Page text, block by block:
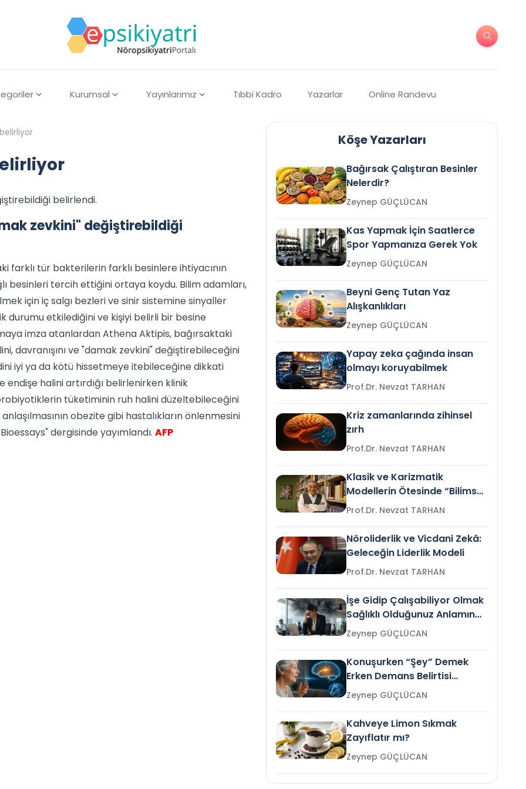
Kurumsal Yayınlarımız Tıbbi Kadro Yazarlar Online Randevu
belirlendi.
zevkini" değiştirebildiği
farklı tür bakterilerin farklı besinlere ihtiyacının
besinleri tercih ettiğini ortaya koydu. Bilim adamları,
için iç salgı bezleri ve sinir sistemine sinyaller
durumu etkilediğini ve kişiyi belirli bir besine
imza atanlardan Athena Aktipis, bağırsaktaki
davranışını ve "damak zevkini" değiştirebileceğini
iyi ya da kötü hissetmeye itebileceğine dikkati
halini artırdığı belirlenirken klinik
tüketiminin ruh halini düzeltebileceğini
obezite gibi hastalıkların önlenmesini
dergisinde yayımlandı. AFP
Köşe Yazarları
Bağırsak Çalıştıran Besinler
Nelerdir?
Zeynep GÜÇLÜCAN
Kas Yapmak İçin Saatlerce
Spor Yapmanıza Gerek Yok
Zeynep GÜÇLÜCAN
Beyni Genç Tutan Yaz
Alışkanlıkları
Zeynep GÜÇLÜCAN
Yapay zeka çağında insan
olmayı koruyabilmek
Prof.Dr. Nevzat TARHAN
Kriz zamanlarında zihinsel
zırh
Prof.Dr. Nevzat TARHAN
Klasik ve Karizmatik
Modellerin Ötesinde “Bilimsel
Liderlik”
Prof.Dr. Nevzat TARHAN
Nöroliderlik ve Vicdani Zekâ:
Geleceğin Liderlik Modeli
Prof.Dr. Nevzat TARHAN
İşe Gidip Çalışabiliyor Olmak
Sağlıklı Olduğunuz Anlamına
Gelir mi?Zeynep GÜÇLÜCAN
Konuşurken “Şey” Demek
Erken Demans Belirtisi
Olabilir mi?Zeynep GÜÇLÜCAN
Kahveye Limon Sıkmak
Zayıflatır mı?
Zeynep GÜÇLÜCAN